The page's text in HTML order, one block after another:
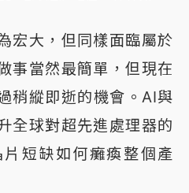
宏大，但同樣面臨屬於
事當然最簡單，但現在
稍縱即逝的機會。AI與
全球對超先進處理器的
短缺如何癱瘓整個產